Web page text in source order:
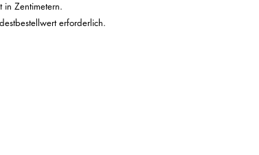
Zentimetern.